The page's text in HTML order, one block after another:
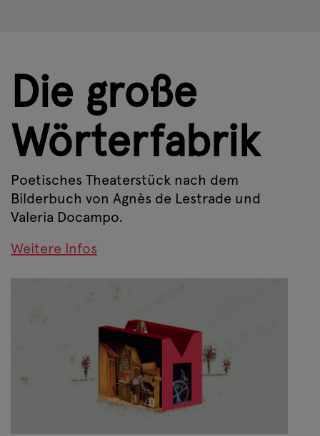
Die große
Wörterfabrik
Poetisches Theaterstück nach dem
Bilderbuch von Agnès de Lestrade und
Valeria Docampo.
Weitere Infos